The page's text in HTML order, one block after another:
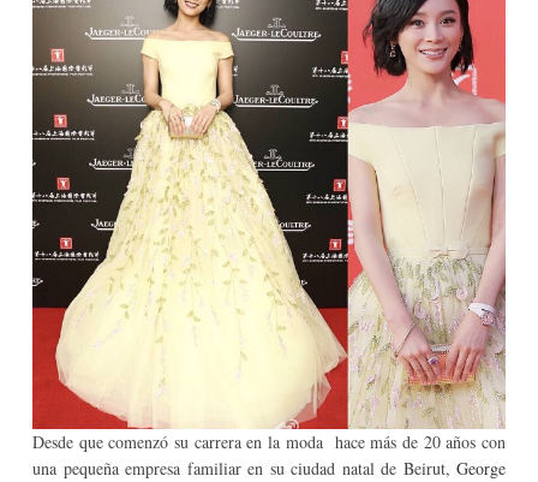
Desde que comenzó su carrera en la moda hace más de 20 años con
una pequeña empresa familiar en su ciudad natal de Beirut, George